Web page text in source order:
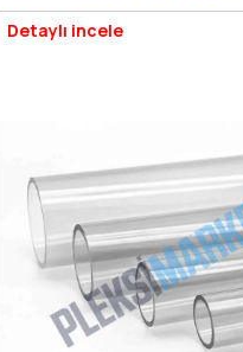
Çap)
Detaylı incele